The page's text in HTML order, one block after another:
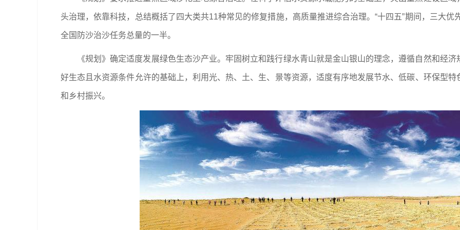
头治理，依靠科技，总结概括了四大类共11种常见的修复措施，高质量推进综合治理。“十四五”期间，三大
全国防沙治沙任务总量的一半。
《规划》确定适度发展绿色生态沙产业。牢固树立和践行绿水青山就是金山银山的理念，遵循自然和经
好生态且水资源条件允许的基础上，利用光、热、土、生、景等资源，适度有序地发展节水、低碳、环保型
和乡村振兴。